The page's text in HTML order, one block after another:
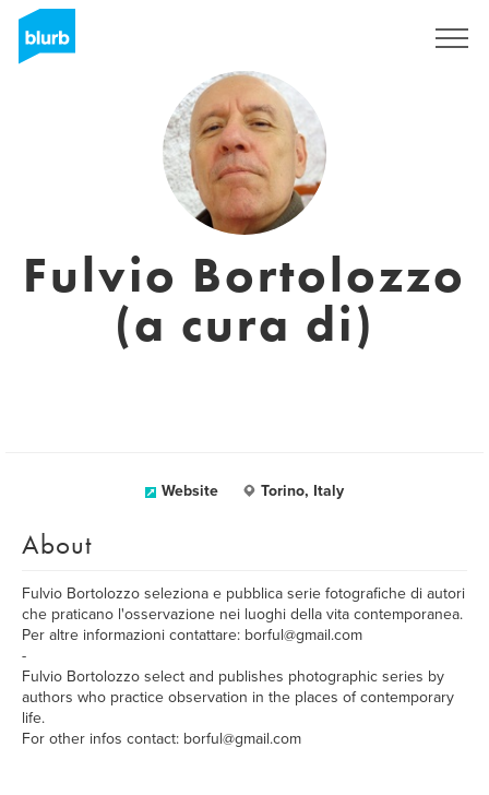
Fulvio Bortolozzo
(a cura di)
Website Torino, Italy
About
Fulvio Bortolozzo seleziona e pubblica serie fotografiche di autori
che praticano l'osservazione nei luoghi della vita contemporanea.
Per altre informazioni contattare: borful@gmail.com
-
Fulvio Bortolozzo select and publishes photographic series by
authors who practice observation in the places of contemporary
life.
For other infos contact: borful@gmail.com